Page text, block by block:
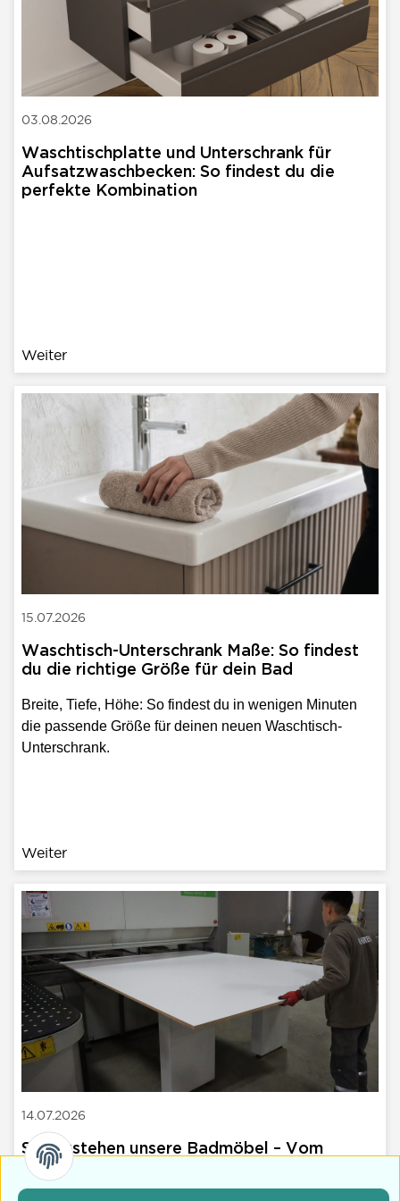
03.08.2026
Waschtischplatte und Unterschrank für
Aufsatzwaschbecken: So findest du die
perfekte Kombination
Weiter
15.07.2026
Waschtisch-Unterschrank Maße: So findest
du die richtige Größe für dein Bad
Breite, Tiefe, Höhe: So findest du in wenigen Minuten
die passende Größe für deinen neuen Waschtisch-
Unterschrank.
Weiter
14.07.2026
So entstehen unsere Badmöbel – Vom
Rohmaterial zum fertigen Möbelstück